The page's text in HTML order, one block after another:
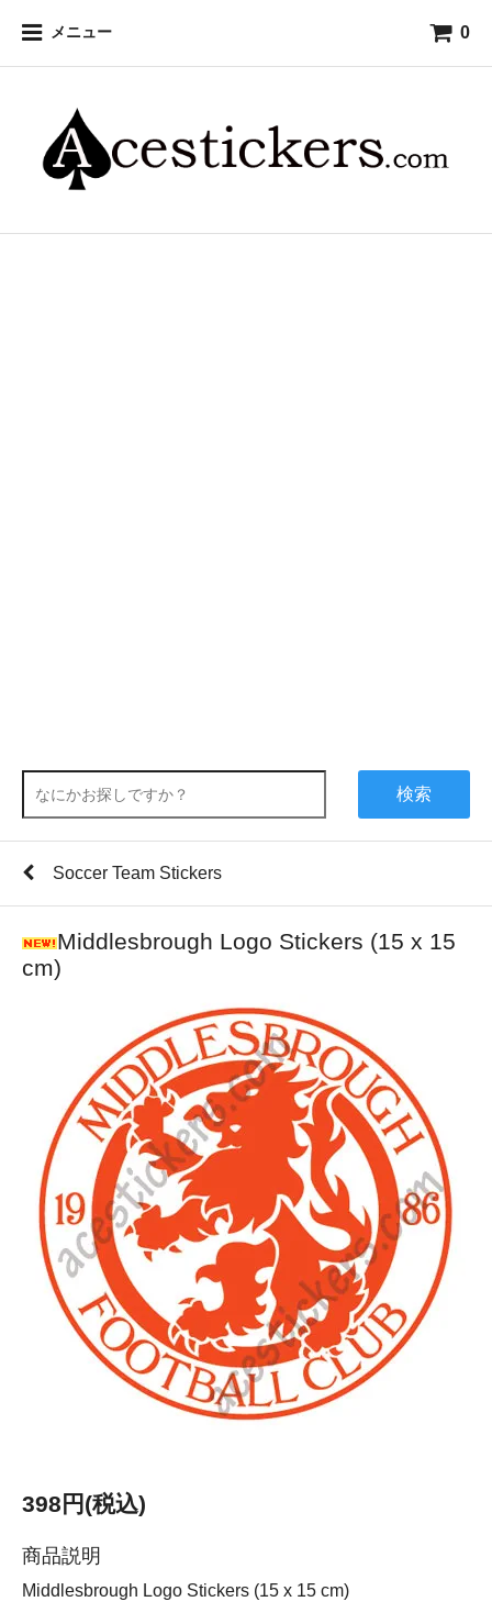
メニュー 0
検索
Soccer Team Stickers
Middlesbrough Logo Stickers (15 x 15
cm)
398円(税込)
商品説明
Middlesbrough Logo Stickers (15 x 15 cm)